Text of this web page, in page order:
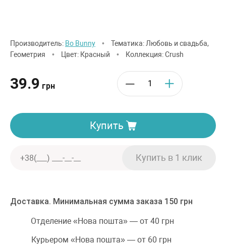
Производитель: Bo Bunny •
Тематика: Любовь и свадьба,
Геометрия
• Цвет: Красный • Коллекция: Crush
39.9 грн
Купить
Доставка. Минимальная сумма заказа 150 грн
Отделение «Нова пошта» — от 40 грн
Курьером «Нова пошта» — от 60 грн